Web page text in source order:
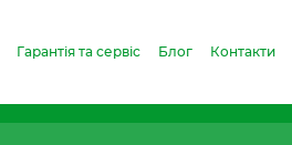
Гарантія та сервіс Блог Контакти